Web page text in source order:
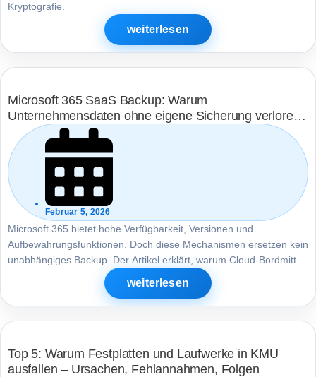
Kryptografie.
weiterlesen
Microsoft 365 SaaS Backup: Warum
Unternehmensdaten ohne eigene Sicherung verloren
gehen können
Februar 5, 2026
Microsoft 365 bietet hohe Verfügbarkeit, Versionen und
Aufbewahrungsfunktionen. Doch diese Mechanismen ersetzen kein
unabhängiges Backup. Der Artikel erklärt, warum Cloud-Bordmittel
im Ernstfall an Grenzen stoßen und weshalb Wiederherstellbarkeit
von Mandant, Konten und Zeitfenstern abhängt.
weiterlesen
Top 5: Warum Festplatten und Laufwerke in KMU
ausfallen – Ursachen, Fehlannahmen, Folgen